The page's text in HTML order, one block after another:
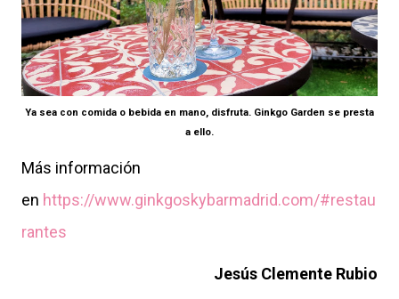
Ya sea con comida o bebida en mano, disfruta. Ginkgo Garden se presta
a ello.
Más información
en https://www.ginkgoskybarmadrid.com/#restau
rantes
Jesús Clemente Rubio